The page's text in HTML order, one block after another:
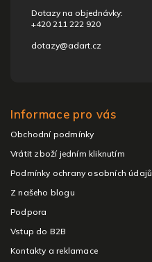
Dotazy na objednávky:
+420 211 222 920
dotazy@adart.cz
Informace pro vás
Obchodní podmínky
Vrátit zboží jedním kliknutím
Podmínky ochrany osobních údajů
Z našeho blogu
Podpora
Vstup do B2B
Kontakty a reklamace